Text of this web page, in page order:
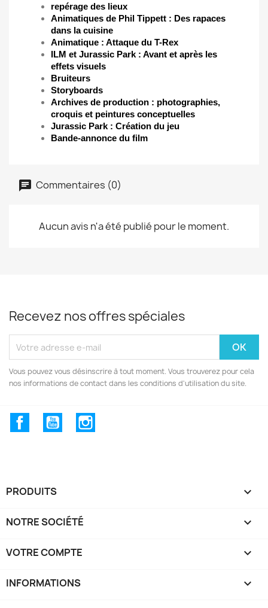
repérage des lieux
Animatiques de Phil Tippett : Des rapaces
dans la cuisine
Animatique : Attaque du T-Rex
ILM et Jurassic Park : Avant et après les
effets visuels
Bruiteurs
Storyboards
Archives de production : photographies,
croquis et peintures conceptuelles
Jurassic Park : Création du jeu
Bande-annonce du film
Commentaires (0)
Aucun avis n'a été publié pour le moment.
Recevez nos offres spéciales
Vous pouvez vous désinscrire à tout moment. Vous trouverez pour cela
nos informations de contact dans les conditions d'utilisation du site.
FacebookYouTube
PRODUITS 
NOTRE SOCIÉTÉ 
VOTRE COMPTE 
INFORMATIONS keyboard_arrow_down